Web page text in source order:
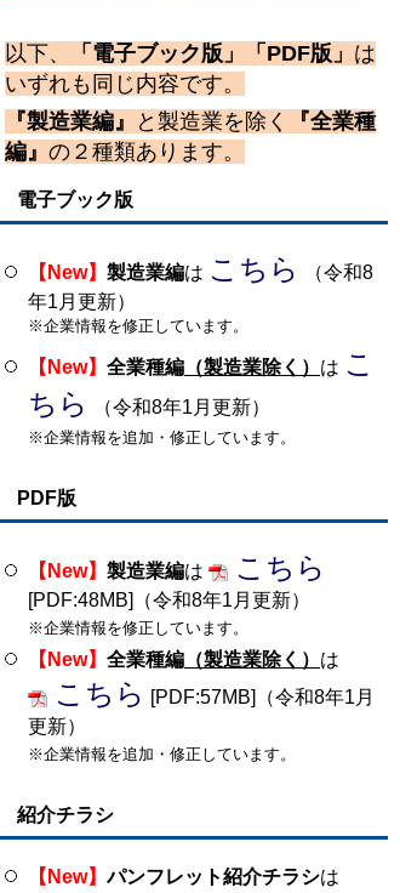
以下、 「電子ブック版」「PDF版」 は
いずれも同じ内容です。
『製造業編』
と製造業を除く
『全業種
編』 の２種類あります。
電子ブック版
【New】 製造業編は こちら
（令和8
年1月更新）
※企業情報を修正しています。
【New】 全業種編 （製造業除く） は こ
ちら
（令和8年1月更新）
※企業情報を追加・修正しています。
PDF版
【New】 製造業編は こちら
[PDF:48MB]（令和8年1月更新）
※企業情報を修正しています。
【New】 全業種編 （製造業除く） は
こちら [PDF:57MB]（令和8年1月
更新）
※企業情報を追加・修正しています。
紹介チラシ
【New】パンフレット紹介チラシは